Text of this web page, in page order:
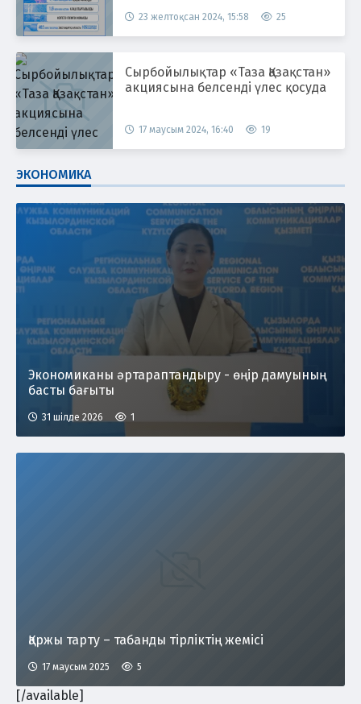
23 желтоқсан 2024, 15:58 25
Сырбойылықтар «Таза Қазақстан»
акциясына белсенді үлес қосуда
17 маусым 2024, 16:40 19
ЭКОНОМИКА
Экономиканы әртараптандыру - өңір дамуының
басты бағыты
31 шілде 2026 1
Қаржы тарту – табанды тірліктің жемісі
17 маусым 2025 5
[/available]